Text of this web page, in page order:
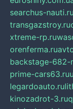
searchus-nauti.ru
transgazstroy.ru
xtreme-rp.ru
orenferma.ru
backstage-682-
prime-cars63.ru
legardoauto.ru
kinozadrot-3.ru